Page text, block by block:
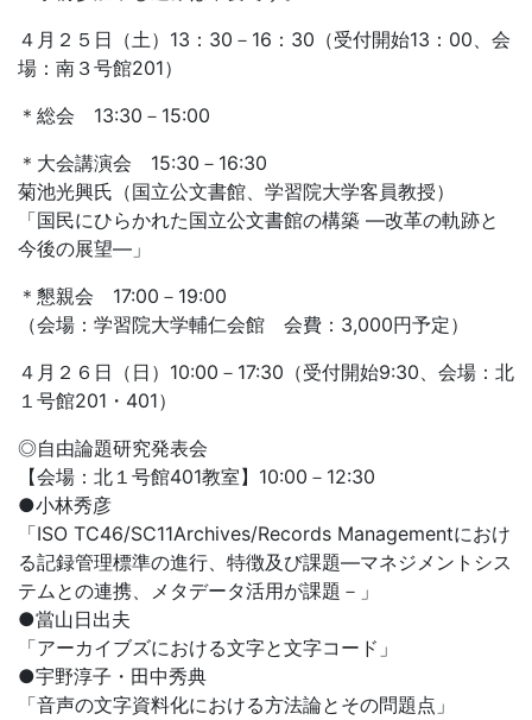
４月２５日（土）13：30－16：30（受付開始13：00、会
場：南３号館201）
＊総会 13:30－15:00
＊大会講演会 15:30－16:30
菊池光興氏（国立公文書館、学習院大学客員教授）
「国民にひらかれた国立公文書館の構築 ―改革の軌跡と
今後の展望―」
＊懇親会 17:00－19:00
（会場：学習院大学輔仁会館 会費：3,000円予定）
４月２６日（日）10:00－17:30（受付開始9:30、会場：北
１号館201・401）
◎自由論題研究発表会
【会場：北１号館401教室】10:00－12:30
●小林秀彦
「ISO TC46/SC11Archives/Records Managementにおけ
る記録管理標準の進行、特徴及び課題―マネジメントシス
テムとの連携、メタデータ活用が課題－」
●當山日出夫
「アーカイブズにおける文字と文字コード」
●宇野淳子・田中秀典
「音声の文字資料化における方法論とその問題点」